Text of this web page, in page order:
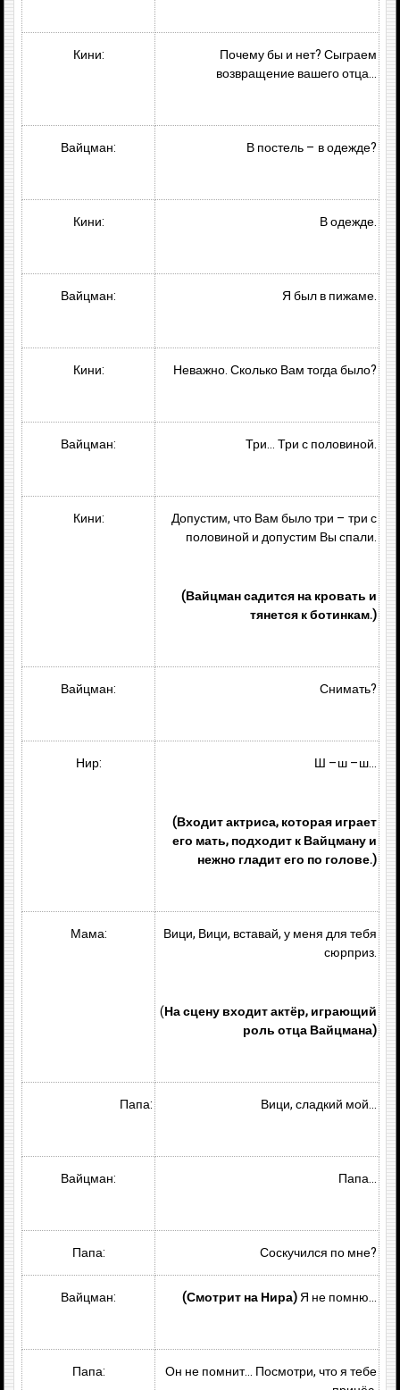
Кини:
Почему бы и нет? Сыграем
возвращение вашего отца…
Вайцман: В постель – в одежде?
Кини: В одежде.
Вайцман: Я был в пижаме.
Кини: Неважно. Сколько Вам тогда было?
Вайцман: Три… Три с половиной.
Кини:
Допустим, что Вам было три – три с
половиной и допустим Вы спали.
(Вайцман садится на кровать и
тянется к ботинкам.)
Вайцман: Снимать?
Нир: Ш –ш –ш…
(Входит актриса, которая играет
его мать, подходит к Вайцману и
нежно гладит его по голове.)
Мама:
Вици, Вици, вставай, у меня для тебя
сюрприз.
(На сцену входит актёр, играющий
роль отца Вайцмана)
Папа: Вици, сладкий мой…
Вайцман: Папа…
Папа: Соскучился по мне?
Вайцман: (Смотрит на Нира)Я не помню…
Папа:
Он не помнит… Посмотри, что я тебе